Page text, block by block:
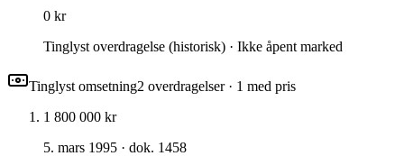
0 kr
Tinglyst overdragelse (historisk) · Ikke åpent marked
Tinglyst omsetning2 overdragelser· 1 med pris
1 800 000 kr
5. mars 1995 · dok. 1458